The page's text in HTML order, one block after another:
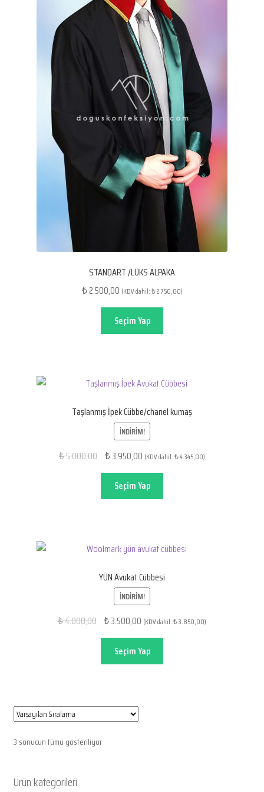
Facebook
Instagram
STANDART /LÜKS ALPAKA
₺2.500,00 (KDV dahil: ₺2.750,00)
Seçim Yap
Taşlanmış İpek Cübbe/chanel kumaş
İNDIRIM!
₺5.000,00 Orijinal
fiyat:
₺ 5.000,00.
₺3.950,00Şu
andaki
fiyat:
₺ 3.950,00.
(KDV dahil: ₺4.345,00)
Seçim Yap
YÜN Avukat Cübbesi
İNDIRIM!
₺4.000,00 Orijinal
fiyat:
₺ 4.000,00.
₺ 3.500,00 Şu
andaki
fiyat:
₺ 3.500,00.
(KDV dahil:₺3.850,00)
Seçim Yap
3 sonucun tümü gösteriliyor
Ürün kategorileri